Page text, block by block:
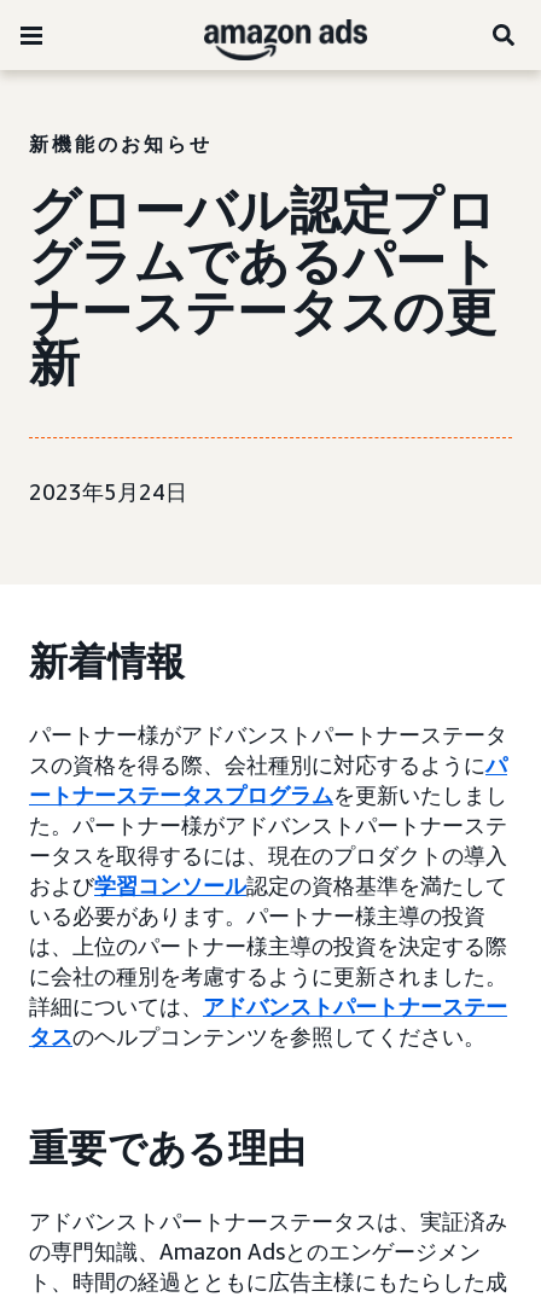
新機能のお知らせ
グローバル認定プロ
グラムであるパート
ナーステータスの更
新
2023年5月24日
新着情報
パートナー様がアドバンストパートナーステータ
スの資格を得る際、会社種別に対応するようにパ
ートナーステータスプログラムを更新いたしまし
た。パートナー様がアドバンストパートナーステ
ータスを取得するには、現在のプロダクトの導入
および学習コンソール認定の資格基準を満たして
いる必要があります。パートナー様主導の投資
は、上位のパートナー様主導の投資を決定する際
に会社の種別を考慮するように更新されました。
詳細については、 アドバンストパートナーステー
タスのヘルプコンテンツを参照してください。
重要である理由
アドバンストパートナーステータスは、実証済み
の専門知識、Amazon Adsとのエンゲージメン
ト、時間の経過とともに広告主様にもたらした成